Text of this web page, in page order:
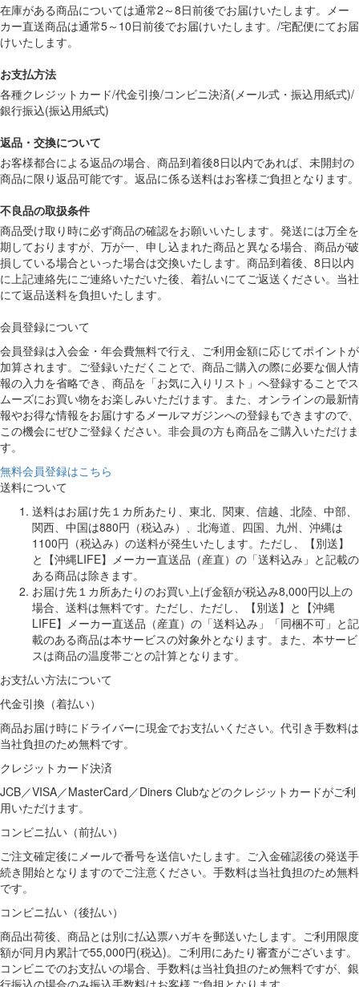
在庫がある商品については通常2～8日前後でお届けいたします。メー
カー直送商品は通常5～10日前後でお届けいたします。/宅配便にてお届
けいたします。
お支払方法
各種クレジットカード/代金引換/コンビニ決済(メール式・振込用紙式)/
銀行振込(振込用紙式)
返品・交換について
お客様都合による返品の場合、商品到着後8日以内であれば、未開封の
商品に限り返品可能です。返品に係る送料はお客様ご負担となります。
不良品の取扱条件
商品受け取り時に必ず商品の確認をお願いいたします。発送には万全を
期しておりますが、万が一、申し込まれた商品と異なる場合、商品が破
損している場合といった場合は交換いたします。商品到着後、8日以内
に上記連絡先にご連絡いただいた後、着払いにてご返送ください。当社
にて返品送料を負担いたします。
会員登録について
会員登録は入会金・年会費無料で行え、ご利用金額に応じてポイントが
加算されます。ご登録いただくことで、商品ご購入の際に必要な個人情
報の入力を省略でき、商品を「お気に入りリスト」へ登録することでス
ムーズにお買い物をお楽しみいただけます。また、オンラインの最新情
報やお得な情報をお届けするメールマガジンへの登録もできますので、
この機会にぜひご登録ください。非会員の方も商品をご購入いただけま
す。
無料会員登録はこちら
送料について
送料はお届け先１カ所あたり、東北、関東、信越、北陸、中部、
関西、中国は880円（税込み）、北海道、四国、九州、沖縄は
1100円（税込み）の送料が発生いたします。ただし、【別送】
と【沖縄LIFE】メーカー直送品（産直）の「送料込み」と記載の
ある商品は除きます。
お届け先１カ所あたりのお買い上げ金額が税込み8,000円以上の
場合、送料は無料です。ただし、ただし、【別送】と【沖縄
LIFE】メーカー直送品（産直）の「送料込み」「同梱不可」と記
載のある商品は本サービスの対象外となります。また、本サービ
スは商品の温度帯ごとの計算となります。
お支払い方法について
代金引換（着払い）
商品お届け時にドライバーに現金でお支払いください。代引き手数料は
当社負担のため無料です。
クレジットカード決済
JCB／VISA／MasterCard／Diners Clubなどのクレジットカードがご利
用いただけます。
コンビニ払い（前払い）
ご注文確定後にメールで番号を送信いたします。ご入金確認後の発送手
続き開始となりますのでご注意ください。手数料は当社負担のため無料
です。
コンビニ払い（後払い）
商品出荷後、商品とは別に払込票ハガキを郵送いたします。ご利用限度
額が同月内累計で55,000円(税込)。ご利用にあたり審査がございます。
コンビニでのお支払いの場合、手数料は当社負担のため無料ですが、銀
行振込の場合のみ振込手数料はお客様ご負担となります。